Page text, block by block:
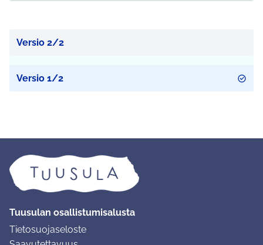
Versio 2/2
Versio 1/2
Tuusulan osallistumisalusta
Tietosuojaseloste